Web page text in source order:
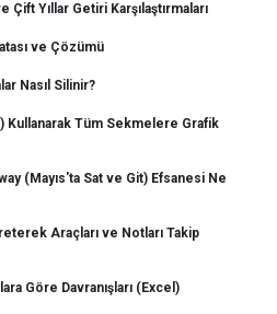
Çift Yıllar Getiri Karşılaştırmaları
ve Çözümü
Nasıl Silinir?
Kullanarak Tüm Sekmelere Grafik
(Mayıs'ta Sat ve Git) Efsanesi Ne
Araçları ve Notları Takip
Göre Davranışları (Excel)